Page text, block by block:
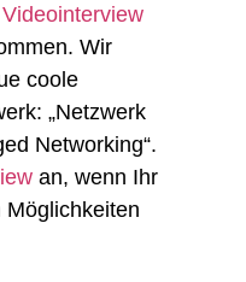
Videointerview
Wir
coole
„Netzwerk
Networking“.
an, wenn Ihr
Möglichkeiten